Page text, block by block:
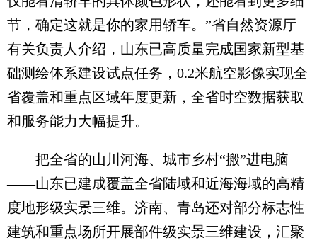
节，确定这就是你的家用轿车。”省自然资源厅
有关负责人介绍，山东已高质量完成国家新型基
础测绘体系建设试点任务，0.2米航空影像实现全
省覆盖和重点区域年度更新，全省时空数据获取
和服务能力大幅提升。
把全省的山川河海、城市乡村“搬”进电脑
——山东已建成覆盖全省陆域和近海海域的高精
度地形级实景三维。济南、青岛还对部分标志性
建筑和重点场所开展部件级实景三维建设，汇聚